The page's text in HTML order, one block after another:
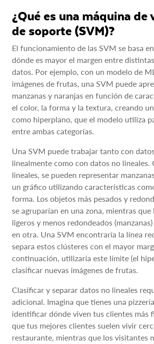
¿Qué es una máquina de
de soporte (SVM)?
El funcionamiento de las SVM se basa
dónde es mayor el margen entre
datos. Por ejemplo, con un modelo de
imágenes de frutas, una SVM puede
manzanas y naranjas en función de
el color, la forma y la textura, creando
como hiperplano, que el modelo utiliza
entre ambas categorías.
Una SVM puede trabajar tanto con
linealmente como con datos no lineales.
lineales, se pueden representar
un gráfico utilizando características
forma. Los objetos más pesados y
se agruparían en una zona, mientras
ligeros y menos redondeados
en otra. Una SVM encontraría la línea
separa estos clústeres con el mayor
continuación, utilizaría este límite (el
clasificar nuevas imágenes de frutas.
Clasificar y separar datos no lineales
adicional. Imagina que tienes una
identificar dónde viven tus clientes más
que tus mejores clientes suelen vivir
restaurante, mientras que los visitantes